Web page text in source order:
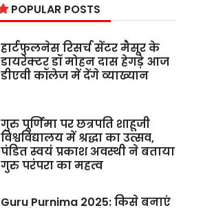
POPULAR POSTS
हार्टफुलनेस रिसर्च सेंटर मैसूर के
डायरेक्टर डॉ मोहन दास हेगड़े आज
डीएवी कॉलेज में देंगे व्याख्यान
गुरु पूर्णिमा पर छत्रपति शाहूजी
विश्वविद्यालय में श्रद्धा का उत्सव,
पंडित स्वयं प्रकाश अवस्थी ने बताया
गुरु परंपरा का महत्व
Guru Purnima 2025: किसे बनाएं